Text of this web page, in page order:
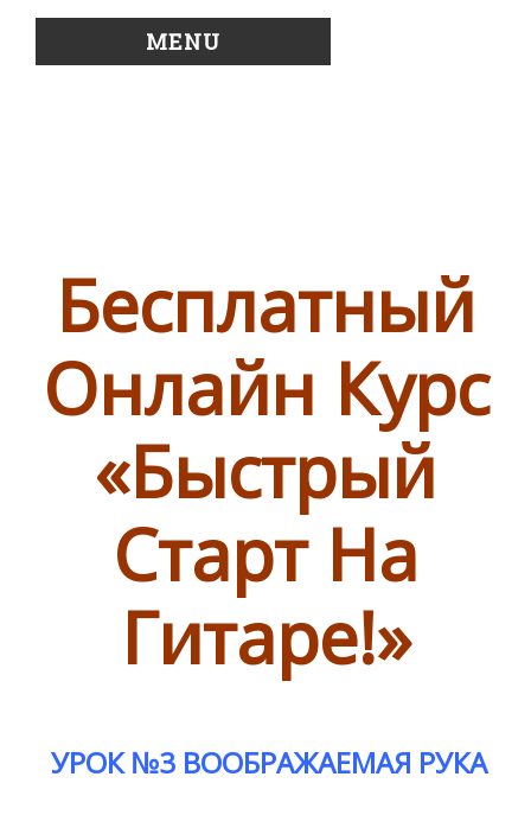
MENU
Бесплатный
Онлайн Курс
«Быстрый
Старт На
Гитаре!»
УРОК №3 ВООБРАЖАЕМАЯ РУКА